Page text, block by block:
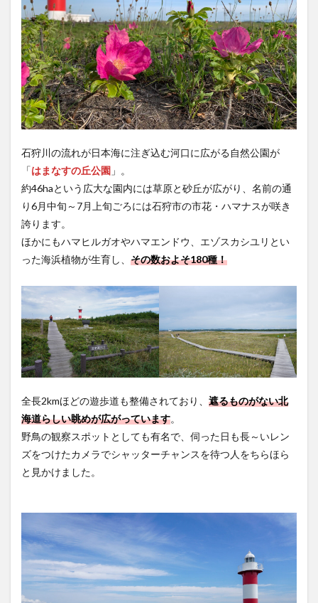
石狩川の流れが日本海に注ぎ込む河口に広がる自然公園が
「はまなすの丘公園 」。
約46haという広大な園内には草原と砂丘が広がり、名前の通
り6月中旬～7月上旬ごろには石狩市の市花・ハマナスが咲き
誇ります。
ほかにもハマヒルガオやハマエンドウ、エゾスカシユリとい
った海浜植物が生育し、 その数およそ180種！
全長2kmほどの遊歩道も整備されており、 遮るものがない北
海道らしい眺めが広がっています。
野鳥の観察スポットとしても有名で、伺った日も長～いレン
ズをつけたカメラでシャッターチャンスを待つ人をちらほら
と見かけました。